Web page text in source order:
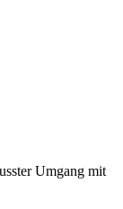
Umgang mit